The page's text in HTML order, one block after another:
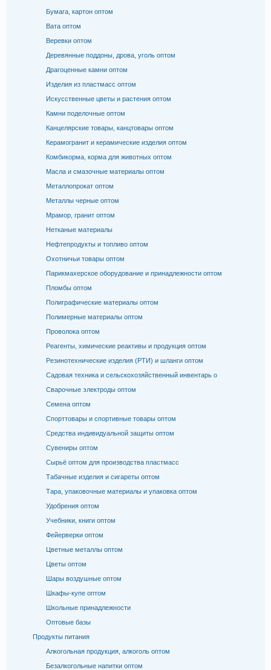
Бумага, картон оптом
Вата оптом
Веревки оптом
Деревянные поддоны, дрова, уголь оптом
Драгоценные камни оптом
Изделия из пластмасс оптом
Искусственные цветы и растения оптом
Камни поделочные оптом
Канцелярские товары, канцтовары оптом
Керамогранит и керамические изделия оптом
Комбикорма, корма для животных оптом
Масла и смазочные материалы оптом
Металлопрокат оптом
Металлы черные оптом
Мрамор, гранит оптом
Нетканые материалы
Нефтепродукты и топливо оптом
Охотничьи товары оптом
Парикмахерское оборудование и принадлежности оптом
Пломбы оптом
Полиграфические материалы оптом
Полимерные материалы оптом
Проволока оптом
Реагенты, химические реактивы и продукция оптом
Резинотехнические изделия (РТИ) и шланги оптом
Садовая техника и сельскохозяйственный инвентарь о
Сварочные электроды оптом
Семена оптом
Спорттовары и спортивные товары оптом
Средства индивидуальной защиты оптом
Сувениры оптом
Сырьё оптом для производства пластмасс
Табачные изделия и сигареты оптом
Тара, упаковочные материалы и упаковка оптом
Удобрения оптом
Учебники, книги оптом
Фейерверки оптом
Цветные металлы оптом
Цветы оптом
Шары воздушные оптом
Шкафы-купе оптом
Школьные принадлежности
Оптовые базы
Продукты питания
Алкогольная продукция, алкоголь оптом
Безалкогольные напитки оптом